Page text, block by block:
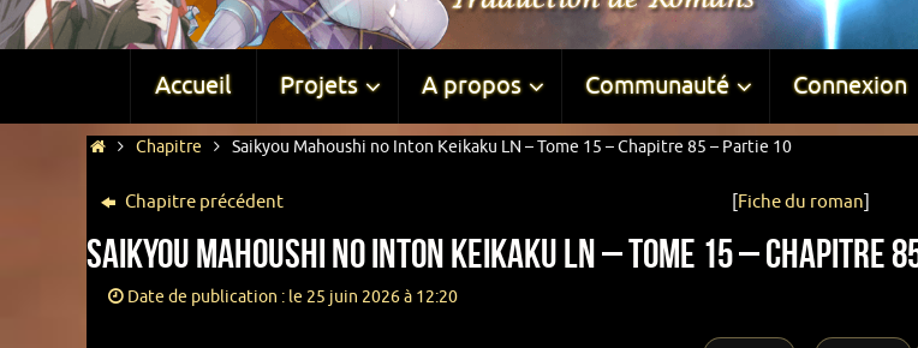
Accueil Projets A propos Communauté Connexion
Chapitre Saikyou Mahoushi no Inton Keikaku LN – Tome 15 – Chapitre 85 – Partie 10
Chapitre précédent [Fiche du roman]
Saikyou Mahoushi no Inton Keikaku LN – Tome 15 – Chapitre
Date de publication : le 25 juin 2026 à 12:20